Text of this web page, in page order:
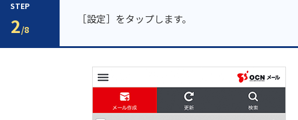
STEP
2/8
［設定］をタップします。